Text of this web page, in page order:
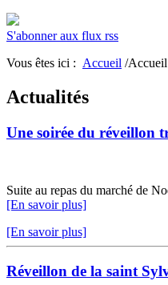
S'abonner aux flux rss
Vous êtes ici : Accueil /Accueil
Actualités
Une soirée du réveillon
Suite au repas du marché de
[En savoir plus]
[En savoir plus]
Réveillon de la saint